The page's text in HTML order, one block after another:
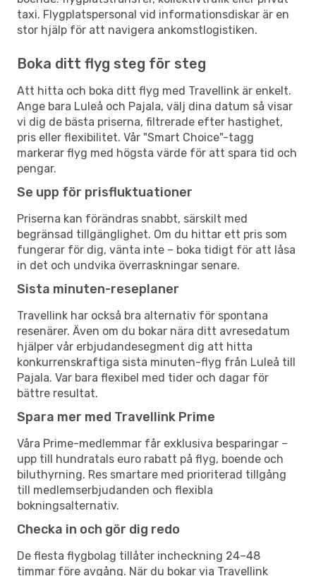
taxi. Flygplatspersonal vid informationsdiskar är en
stor hjälp för att navigera ankomstlogistiken.
Boka ditt flyg steg för steg
Att hitta och boka ditt flyg med Travellink är enkelt.
Ange bara Luleå och Pajala, välj dina datum så visar
vi dig de bästa priserna, filtrerade efter hastighet,
pris eller flexibilitet. Vår "Smart Choice"-tagg
markerar flyg med högsta värde för att spara tid och
pengar.
Se upp för prisfluktuationer
Priserna kan förändras snabbt, särskilt med
begränsad tillgänglighet. Om du hittar ett pris som
fungerar för dig, vänta inte – boka tidigt för att låsa
in det och undvika överraskningar senare.
Sista minuten-reseplaner
Travellink har också bra alternativ för spontana
resenärer. Även om du bokar nära ditt avresedatum
hjälper vår erbjudandesegment dig att hitta
konkurrenskraftiga sista minuten-flyg från Luleå till
Pajala. Var bara flexibel med tider och dagar för
bättre resultat.
Spara mer med Travellink Prime
Våra Prime-medlemmar får exklusiva besparingar –
upp till hundratals euro rabatt på flyg, boende och
biluthyrning. Res smartare med prioriterad tillgång
till medlemserbjudanden och flexibla
bokningsalternativ.
Checka in och gör dig redo
De flesta flygbolag tillåter incheckning 24–48
timmar före avgång. När du bokar via Travellink